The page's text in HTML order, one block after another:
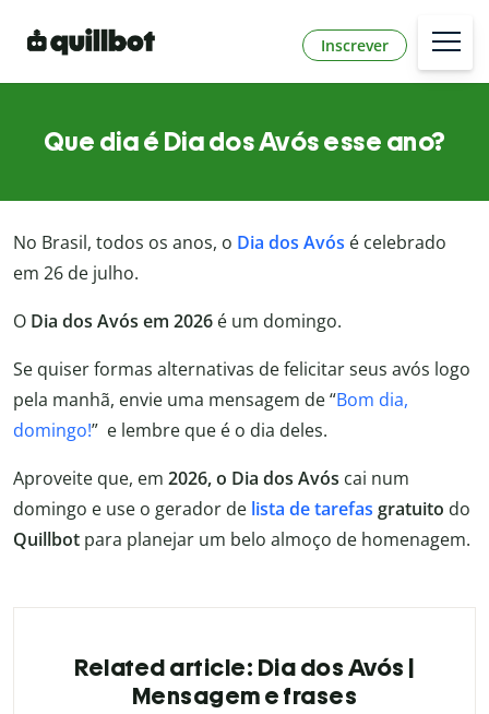
Inscrever
Que dia é Dia dos Avós esse ano?
No Brasil, todos os anos, o Dia dos Avós é celebrado
em 26 de julho.
O Dia dos Avós em 2026 é um domingo.
Se quiser formas alternativas de felicitar seus avós logo
pela manhã, envie uma mensagem de “Bom dia,
domingo!” e lembre que é o dia deles.
Aproveite que, em 2026, o Dia dos Avós cai num
domingo e use o gerador de lista de tarefas gratuito do
Quillbot para planejar um belo almoço de homenagem.
Related article: Dia dos Avós |
Mensagem e frases